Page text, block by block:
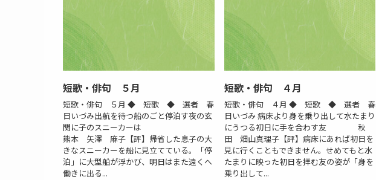
短歌・俳句 ５月
短歌・俳句 ５月 ◆ 短歌 ◆ 選者 春
日いづみ出航を待つ船のごと停泊す夜の玄
関に子のスニーカーは
熊本 矢澤 麻子【評】帰省した息子の大
きなスニーカーを船に見立てている。「停
泊」に大型船が浮かび、明日はまた遠くへ
働きに出る...
短歌・俳句 ４月
短歌・俳句 ４月 ◆ 短歌 ◆ 選者 春
日いづみ 病床より身を乗り出して水たまり
にうつる初日に手を合わす友 秋
田 畑山真理子【評】病床にあれば初日を
見に行くこともできません。せめてもと水
たまりに映った初日を拝む友の姿が「身を
乗り出して...